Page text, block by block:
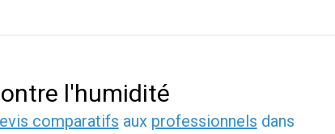
l'humidité
comparatifs aux professionnels dans